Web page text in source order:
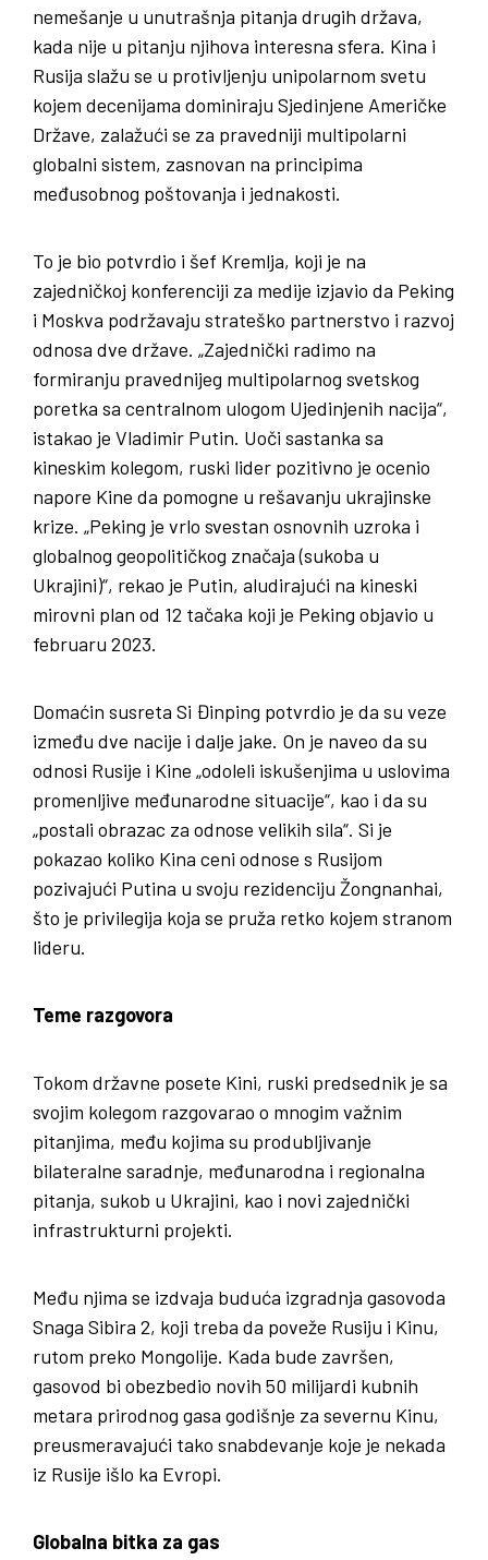
nemešanje u unutrašnja pitanja drugih država,
kada nije u pitanju njihova interesna sfera. Kina i
Rusija slažu se u protivljenju unipolarnom svetu
kojem decenijama dominiraju Sjedinjene Američke
Države, zalažući se za pravedniji multipolarni
globalni sistem, zasnovan na principima
međusobnog poštovanja i jednakosti.
To je bio potvrdio i šef Kremlja, koji je na
zajedničkoj konferenciji za medije izjavio da Peking
i Moskva podržavaju strateško partnerstvo i razvoj
odnosa dve države. „Zajednički radimo na
formiranju pravednijeg multipolarnog svetskog
poretka sa centralnom ulogom Ujedinjenih nacija“,
istakao je Vladimir Putin. Uoči sastanka sa
kineskim kolegom, ruski lider pozitivno je ocenio
napore Kine da pomogne u rešavanju ukrajinske
krize. „Peking je vrlo svestan osnovnih uzroka i
globalnog geopolitičkog značaja (sukoba u
Ukrajini)“, rekao je Putin, aludirajući na kineski
mirovni plan od 12 tačaka koji je Peking objavio u
februaru 2023.
Domaćin susreta Si Đinping potvrdio je da su veze
između dve nacije i dalje jake. On je naveo da su
odnosi Rusije i Kine „odoleli iskušenjima u uslovima
promenljive međunarodne situacije“, kao i da su
„postali obrazac za odnose velikih sila“. Si je
pokazao koliko Kina ceni odnose s Rusijom
pozivajući Putina u svoju rezidenciju Žongnanhai,
što je privilegija koja se pruža retko kojem stranom
lideru.
Teme razgovora
Tokom državne posete Kini, ruski predsednik je sa
svojim kolegom razgovarao o mnogim važnim
pitanjima, među kojima su produbljivanje
bilateralne saradnje, međunarodna i regionalna
pitanja, sukob u Ukrajini, kao i novi zajednički
infrastrukturni projekti.
Među njima se izdvaja buduća izgradnja gasovoda
Snaga Sibira 2, koji treba da poveže Rusiju i Kinu,
rutom preko Mongolije. Kada bude završen,
gasovod bi obezbedio novih 50 milijardi kubnih
metara prirodnog gasa godišnje za severnu Kinu,
preusmeravajući tako snabdevanje koje je nekada
iz Rusije išlo ka Evropi.
Globalna bitka za gas